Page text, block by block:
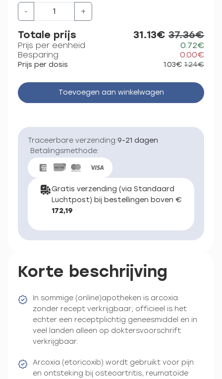
- +
Totale prijs 31.13€ 37.36€
Prijs per eenheid
0.72€
Besparing
0.00€
Prijs per dosis 1.03€ 1.24€
Toevoegen aan winkelwagen
Traceerbare verzending:9-21 dagen
Betalingsmethode:
Gratis verzending (via Standaard
Luchtpost) bij bestellingen boven €
172,19
Korte beschrijving
In sommige (online)apotheken is arcoxia
zonder recept verkrijgbaar; officieel is het
echter een receptplichtig geneesmiddel en in
veel landen alleen op doktersvoorschrift
verkrijgbaar.
Arcoxia (etoricoxib) wordt gebruikt voor pijn
en ontsteking bij osteoartritis, reumatoïde